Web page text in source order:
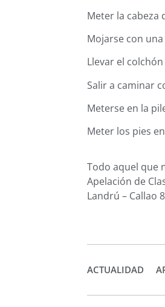
Meter la cabeza
Mojarse con
Llevar el
Salir a caminar
Meterse en la
Meter los pies
Todo aquel que
Apelación de
Landrú – Callao
ACTUALIDAD